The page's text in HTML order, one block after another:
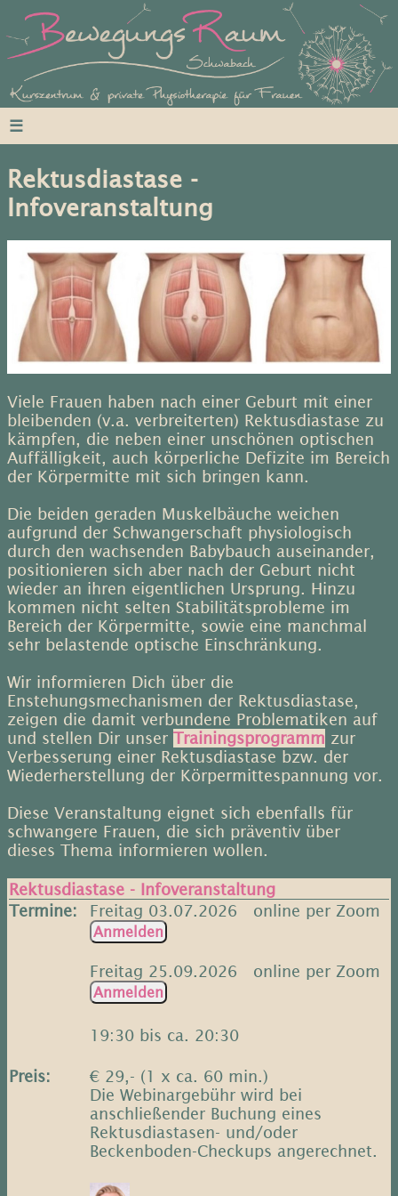
☰
Rektusdiastase -
Infoveranstaltung
Viele Frauen haben nach einer Geburt mit einer
bleibenden (v.a. verbreiterten) Rektusdiastase zu
kämpfen, die neben einer unschönen optischen
Auffälligkeit, auch körperliche Defizite im Bereich
der Körpermitte mit sich bringen kann.
Die beiden geraden Muskelbäuche weichen
aufgrund der Schwangerschaft physiologisch
durch den wachsenden Babybauch auseinander,
positionieren sich aber nach der Geburt nicht
wieder an ihren eigentlichen Ursprung. Hinzu
kommen nicht selten Stabilitätsprobleme im
Bereich der Körpermitte, sowie eine manchmal
sehr belastende optische Einschränkung.
Wir informieren Dich über die
Enstehungsmechanismen der Rektusdiastase,
zeigen die damit verbundene Problematiken auf
und stellen Dir unser Trainingsprogramm zur
Verbesserung einer Rektusdiastase bzw. der
Wiederherstellung der Körpermittespannung vor.
Diese Veranstaltung eignet sich ebenfalls für
schwangere Frauen, die sich präventiv über
dieses Thema informieren wollen.
Rektusdiastase - Infoveranstaltung
Termine:
Freitag 03.07.2026 online per Zoom
Freitag 25.09.2026 online per Zoom
19:30 bis ca. 20:30
Preis:
€ 29,- (1 x ca. 60 min.)
Die Webinargebühr wird bei
anschließender Buchung eines
Rektusdiastasen- und/oder
Beckenboden-Checkups angerechnet.